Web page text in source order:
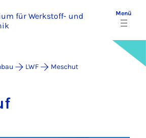
für Werkstoff- und
Menü
LWF Meschut